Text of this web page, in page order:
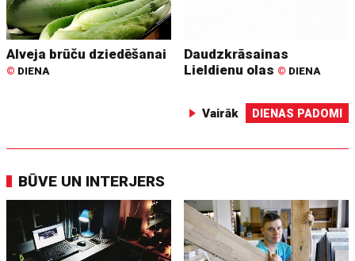
Alveja brūču dziedēšanai
© DIENA
Daudzkrāsainas
Lieldienu olas © DIENA
Vairāk DIENAS PADOMI
BŪVE UN INTERJERS